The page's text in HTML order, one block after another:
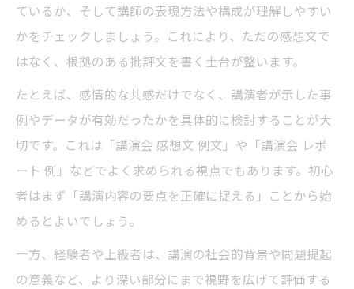
講演批評文と感想文の明確な違いとは
感想文で講演批評をどう活かすか
講演の理解を深める文体の使い分け方
講演批評理解を両立する文章術を解説
伝わりやすい講演批評の表現技術
講演批評で説得力を高める表現テクニック
講演内容を具体的に伝える批評のコツ
読み手に響く講演批評の書き方実践術
ているか、そして講師の表現方法や構成が理解しやすい
かをチェックしましょう。これにより、ただの感想文で
はなく、根拠のある批評文を書く土台が整います。
たとえば、感情的な共感だけでなく、講演者が示した事
例やデータが有効だったかを具体的に検討することが大
切です。これは「講演会 感想文 例文」や「講演会 レポ
ート 例」などでよく求められる視点でもあります。初心
者はまず「講演内容の要点を正確に捉える」ことから始
めるとよいでしょう。
一方、経験者や上級者は、講演の社会的背景や問題提起
の意義など、より深い部分にまで視野を広げて評価する